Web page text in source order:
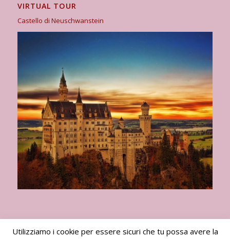
VIRTUAL TOUR
Castello di Neuschwanstein
Utilizziamo i cookie per essere sicuri che tu possa avere la